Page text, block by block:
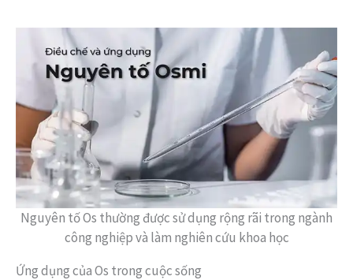
Nguyên tố Os thường được sử dụng rộng rãi trong ngành
công nghiệp và làm nghiên cứu khoa học
Ứng dụng của Os trong cuộc sống